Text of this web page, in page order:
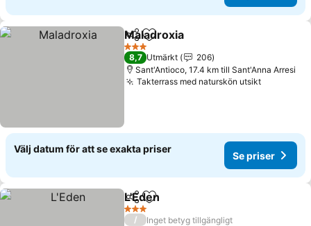
Dela Lägg till i Mina Favoriter
Maladroxia
3 Stjärnor
8,7 Utmärkt
206
Sant'Antioco, 17.4 km till Sant'Anna Arresi
Takterrass med naturskön utsikt
Välj datum för att se exakta priser
Se priser
Dela Lägg till i Mina Favoriter
L'Eden
3 Stjärnor
/
Inget betyg tillgängligt